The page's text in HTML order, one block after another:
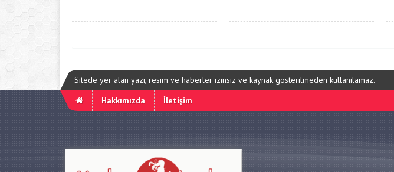
Sitede yer alan yazı, resim ve haberler izinsiz ve kaynak gösterilmeden kullanılamaz.
Hakkımızda
İletişim